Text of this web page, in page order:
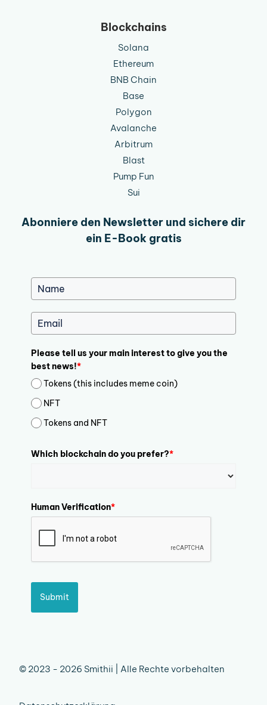
Blockchains
Solana
Ethereum
BNB Chain
Base
Polygon
Avalanche
Arbitrum
Blast
Pump Fun
Sui
Abonniere den Newsletter und sichere dir
ein E-Book gratis
Please tell us your main interest to give you the
best news!*
Tokens (this includes meme coin)
NFT
Tokens and NFT
Which blockchain do you prefer?*
Human Verification*
Submit
© 2023 - 2026 Smithii | Alle Rechte vorbehalten